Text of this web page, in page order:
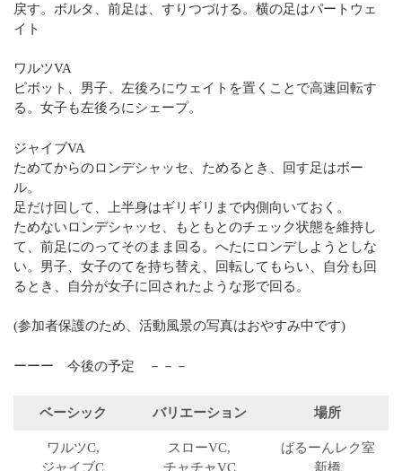
戻す。ボルタ、前足は、すりつづける。横の足はパートウェ
イト
ワルツVA
ピボット、男子、左後ろにウェイトを置くことで高速回転す
る。女子も左後ろにシェープ。
ジャイブVA
ためてからのロンデシャッセ、ためるとき、回す足はボー
ル。
足だけ回して、上半身はギリギリまで内側向いておく。
ためないロンデシャッセ、もともとのチェック状態を維持し
て、前足にのってそのまま回る。へたにロンデしようとしな
い。男子、女子のてを持ち替え、回転してもらい、自分も回
るとき、自分が女子に回されたような形で回る。
(参加者保護のため、活動風景の写真はおやすみ中です)
ーーー 今後の予定 －－－
ベーシック バリエーション 場所
ワルツC,
ジャイブC
スローVC,
チャチャVC
ばるーんレク室
新橋